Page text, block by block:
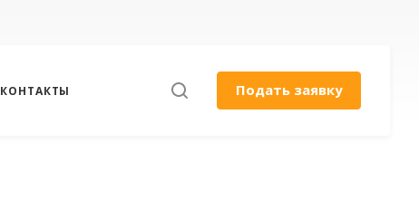
КОНТАКТЫ Подать заявку